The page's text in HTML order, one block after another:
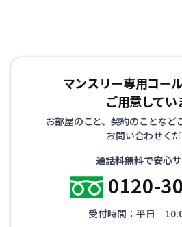
マンスリー専用コー
ご用意してい
お部屋のこと、契約のことなど
お問い合わせく
通話料無料で安心
0120-
受付時間：平日